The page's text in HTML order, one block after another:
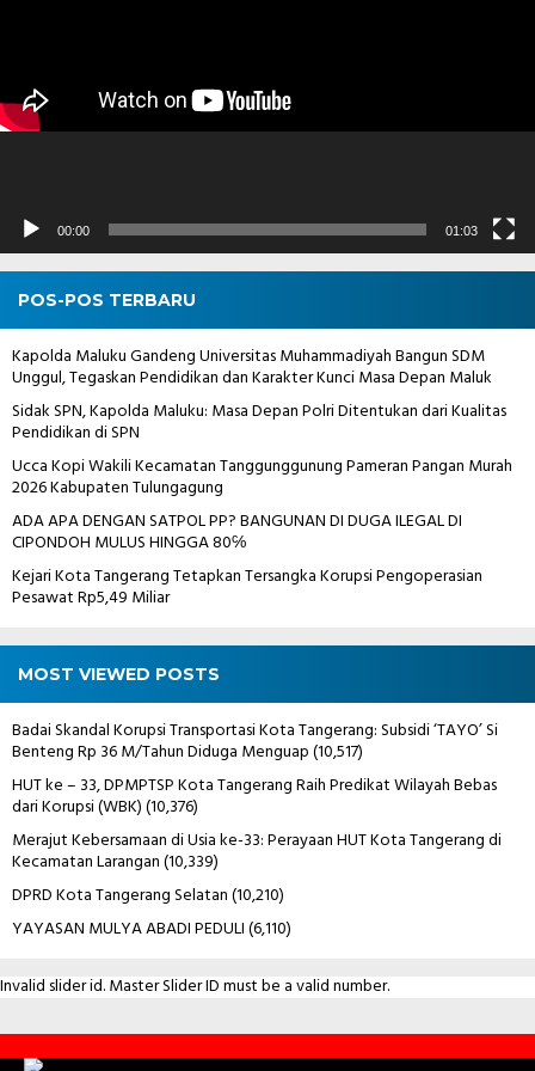
00:00 01:03
POS-POS TERBARU
Kapolda Maluku Gandeng Universitas Muhammadiyah Bangun SDM
Unggul, Tegaskan Pendidikan dan Karakter Kunci Masa Depan Maluk
Sidak SPN, Kapolda Maluku: Masa Depan Polri Ditentukan dari Kualitas
Pendidikan di SPN
Ucca Kopi Wakili Kecamatan Tanggunggunung Pameran Pangan Murah
2026 Kabupaten Tulungagung
ADA APA DENGAN SATPOL PP? BANGUNAN DI DUGA ILEGAL DI
CIPONDOH MULUS HINGGA 80℅
Kejari Kota Tangerang Tetapkan Tersangka Korupsi Pengoperasian
Pesawat Rp5,49 Miliar
MOST VIEWED POSTS
Badai Skandal Korupsi Transportasi Kota Tangerang: Subsidi ‘TAYO’ Si
Benteng Rp 36 M/Tahun Diduga Menguap(10,517)
HUT ke – 33, DPMPTSP Kota Tangerang Raih Predikat Wilayah Bebas
dari Korupsi (WBK)(10,376)
Merajut Kebersamaan di Usia ke-33: Perayaan HUT Kota Tangerang di
Kecamatan Larangan(10,339)
DPRD Kota Tangerang Selatan(10,210)
YAYASAN MULYA ABADI PEDULI(6,110)
Invalid slider id. Master Slider ID must be a valid number.
Contact